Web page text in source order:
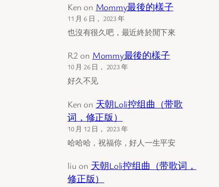
Ken on Mommy最後的樣子
11 月 6 日， 2023 年
也沒有很久吧，最近終於閒下來
R2 on Mommy最後的樣子
10 月 26 日， 2023 年
好久不见
Ken on 天朝Loli控组曲（带歌
词，修正版）
10 月 12 日， 2023 年
哈哈哈，祝福你，好人一生平安
liu on 天朝Loli控组曲（带歌词，
修正版）